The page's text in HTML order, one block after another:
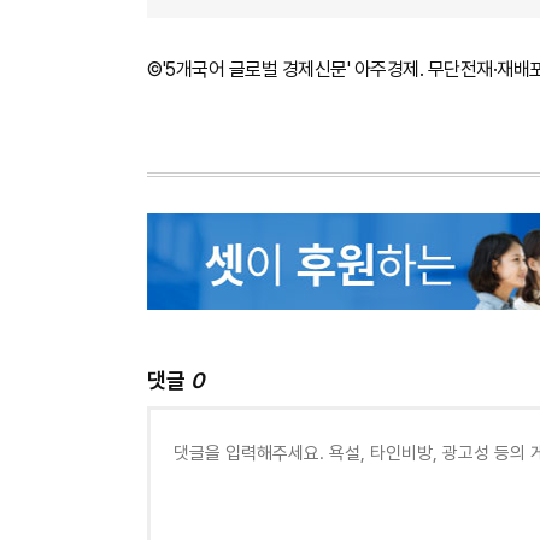
©'5개국어 글로벌 경제신문' 아주경제. 무단전재·재배
댓글 0